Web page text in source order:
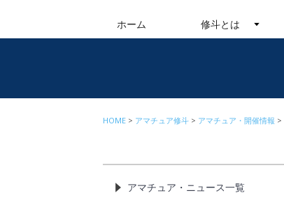
ホーム 修斗とは
HOME アマチュア修斗 アマチュア・開催情報
アマチュア・ニュース一覧